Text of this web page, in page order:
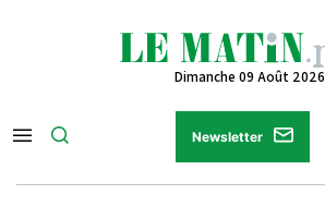
Dimanche 09 Août 2026
Newsletter